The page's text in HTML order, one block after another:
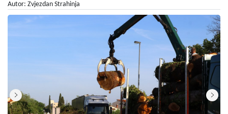
Autor: Zvjezdan Strahinja